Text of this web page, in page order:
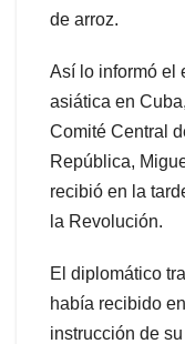
de arroz.
Así lo informó el
asiática en
Comité Central
República,
recibió en la
la Revolución.
El diplomático
había recibido
instrucción de